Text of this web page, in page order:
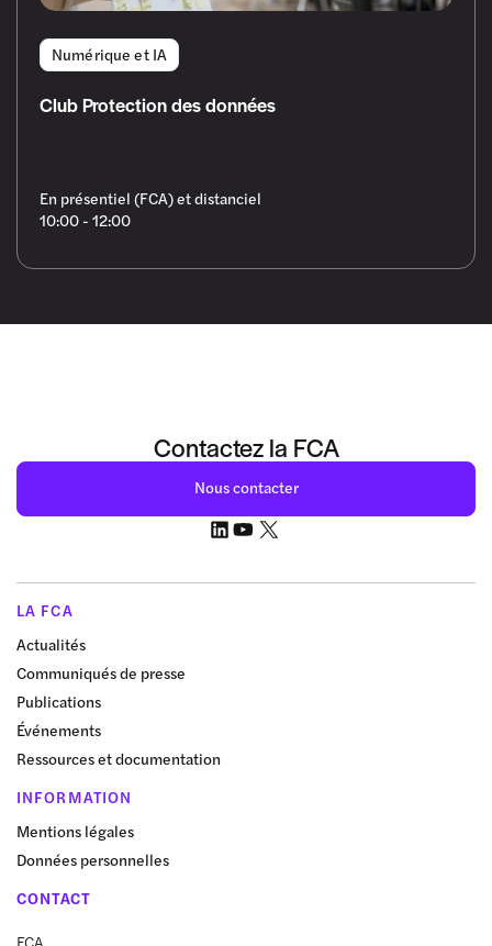
Numérique et IA
Club Protection des données
En présentiel (FCA) et distanciel
10:00 - 12:00
Contactez la FCA
Nous contacter
LA FCA
Actualités
Communiqués de presse
Publications
Événements
Ressources et documentation
INFORMATION
Mentions légales
Données personnelles
CONTACT
FCA